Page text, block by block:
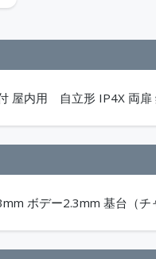
屋内用 自立形 IP4X 両
ボデー2.3mm 基台（チ